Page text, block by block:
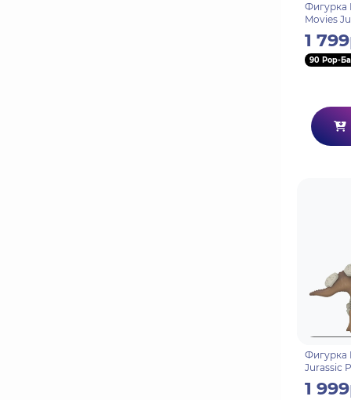
Фигурка
Movies
1
90 Pop-
Фигурка
Jurassic
1